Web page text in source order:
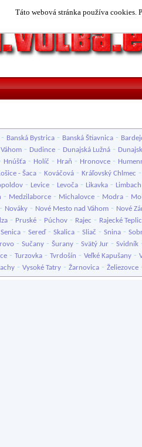
Táto webová stránka používa cookies.
- Banská Bystrica - Banská Štiavnica -
- Dudince - Dunajská Lužná -
Hnúšťa - Holíč - Hraň - Hronovce -
- Šaca - Kováčová - Kráľovský Chlmec
- Levice - Levoča - Likavka - Limbach
- Medzilaborce - Michalovce - Modra -
- Nováky - Nové Mesto nad Váhom - Nové
- Pruské - Púchov - Rajec - Rajecké
Senica - Sereď- Skalica - Sliač - Snina -
- Sučany - Šurany - Svätý Jur - Svidník
- Turzovka - Tvrdošín - Veľké Kapušany -
- Vysoké Tatry - Žarnovica - Želiezovce